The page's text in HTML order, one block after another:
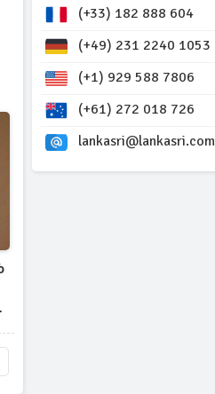
(+33) 182 888 604
(+49) 231 2240 1053
(+1) 929 588 7806
(+61) 272 018 726
lankasri@lankasri.com